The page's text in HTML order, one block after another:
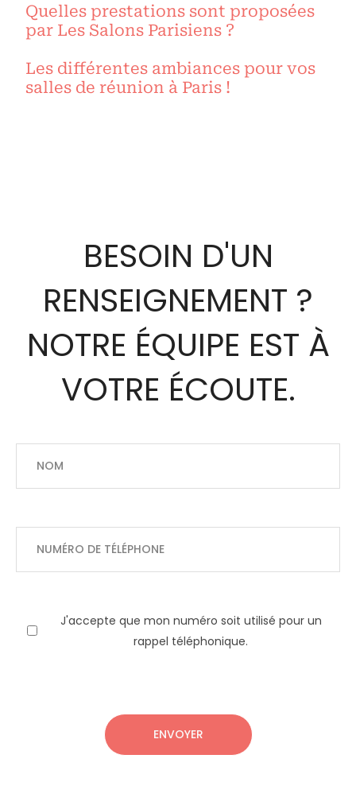
Quelles prestations sont proposées
par Les Salons Parisiens ?
Les différentes ambiances pour vos
salles de réunion à Paris !
BESOIN D'UN
RENSEIGNEMENT ?
NOTRE ÉQUIPE EST À
VOTRE ÉCOUTE.
J'accepte que mon numéro soit utilisé pour un
rappel téléphonique.